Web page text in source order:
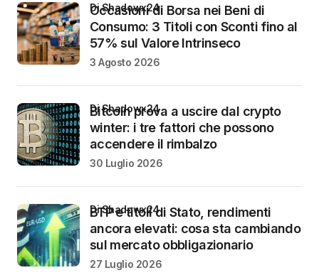
Occasioni di Borsa nei Beni di
Consumo: 3 Titoli con Sconti fino al
57% sul Valore Intrinseco
di Shadowx24
3 Agosto 2026
Bitcoin prova a uscire dal crypto
winter: i tre fattori che possono
accendere il rimbalzo
di Shadowx24
30 Luglio 2026
BTP e titoli di Stato, rendimenti
ancora elevati: cosa sta cambiando
sul mercato obbligazionario
di Shadowx24
27 Luglio 2026